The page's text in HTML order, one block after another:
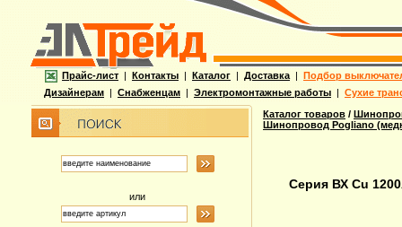
Прайс-лист | Контакты | Каталог | Доставка | Подбор
Дизайнерам | Снабженцам | Электромонтажные работы | Сухие
или
Каталог товаров /
Шинопровод Pogliano
Серия ВХ Cu